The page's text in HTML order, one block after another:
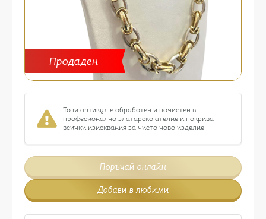
Продаден
Този артикул е обработен и почистен в
професионално златарско ателие и покрива
всички изисквания за чисто ново изделие
Поръчай онлайн
Добави в любими